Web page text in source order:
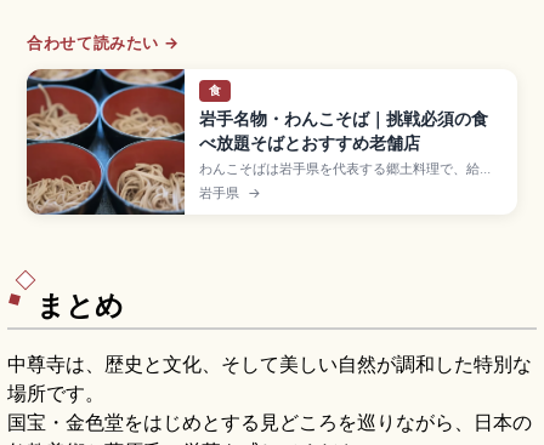
合わせて読みたい →
食
岩手名物・わんこそば｜挑戦必須の食
べ放題そばとおすすめ老舗店
わんこそばは岩手県を代表する郷土料理で、給仕
の掛け声とともに小さなお椀のそばを次々に食べ
ていく体験型グルメ。「わんこ」は岩手の方言で
岩手県 →
まとめ
中尊寺は、歴史と文化、そして美しい自然が調和した特別な
場所です。
国宝・金色堂をはじめとする見どころを巡りながら、日本の